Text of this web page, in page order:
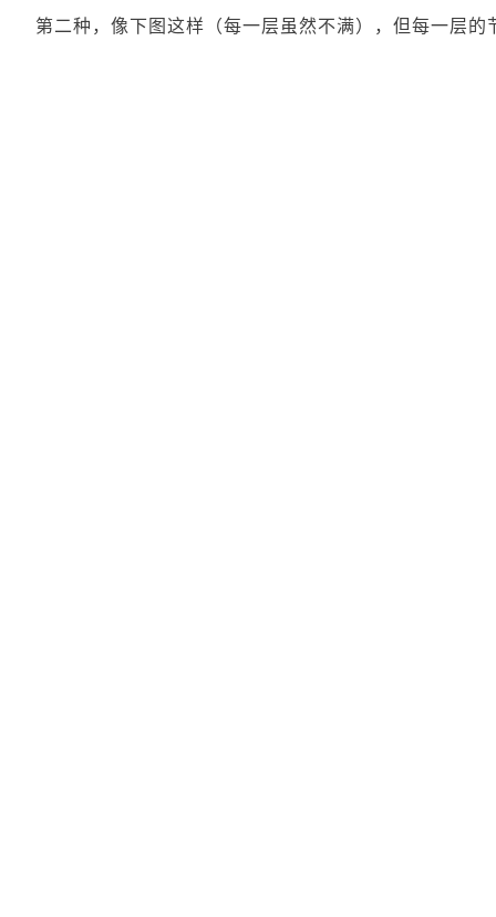
第二种，像下图这样（每一层虽然不满），但每一层